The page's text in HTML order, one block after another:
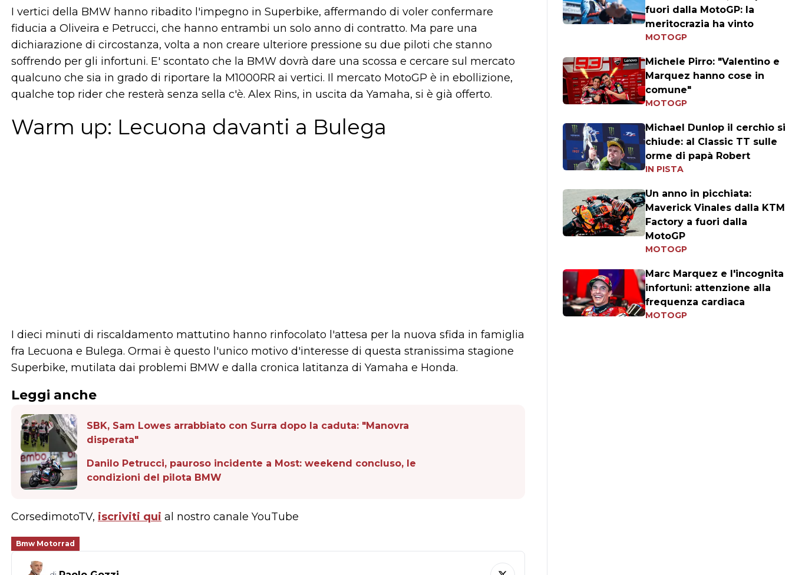
I vertici della BMW hanno ribadito l'impegno in Superbike, affermando di voler confermare
fiducia a Oliveira e Petrucci, che hanno entrambi un solo anno di contratto. Ma pare una
dichiarazione di circostanza, volta a non creare ulteriore pressione su due piloti che stanno
soffrendo per gli infortuni. E' scontato che la BMW dovrà dare una scossa e cercare sul mercato
qualcuno che sia in grado di riportare la M1000RR ai vertici. Il mercato MotoGP è in ebollizione,
qualche top rider che resterà senza sella c'è. Alex Rins, in uscita da Yamaha, si è già offerto.
Warm up: Lecuona davanti a Bulega
I dieci minuti di riscaldamento mattutino hanno rinfocolato l'attesa per la nuova sfida in famiglia
fra Lecuona e Bulega. Ormai è questo l'unico motivo d'interesse di questa stranissima stagione
Superbike, mutilata dai problemi BMW e dalla cronica latitanza di Yamaha e Honda.
Leggi anche
SBK, Sam Lowes arrabbiato con Surra dopo la caduta: "Manovra
disperata"
Danilo Petrucci, pauroso incidente a Most: weekend concluso, le
condizioni del pilota BMW
CorsedimotoTV, iscriviti qui al nostro canale YouTube
Bmw Motorrad
fuori dalla MotoGP: la
meritocrazia ha vinto
MOTOGP
Michele Pirro: "Valentino e
Marquez hanno cose in
comune"
MOTOGP
Michael Dunlop il cerchio si
chiude: al Classic TT sulle
orme di papà Robert
IN PISTA
Un anno in picchiata:
Maverick Vinales dalla KTM
Factory a fuori dalla
MotoGP
MOTOGP
Marc Marquez e l'incognita
infortuni: attenzione alla
frequenza cardiaca
MOTOGP